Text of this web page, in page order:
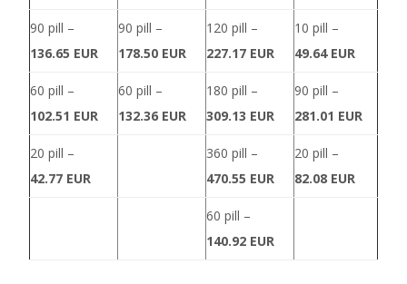
wie
immer
andere
Symbole
und
gibt
den
5000
90 pill –
136.65 EUR
90 pill –
178.50 EUR
120 pill –
227.17 EUR
10 pill –
49.64 EUR
60 pill –
102.51 EUR
60 pill –
132.36 EUR
180 pill –
309.13 EUR
90 pill –
281.01 EUR
20 pill –
42.77 EUR
360 pill –
470.55 EUR
20 pill –
82.08 EUR
60 pill –
140.92 EUR